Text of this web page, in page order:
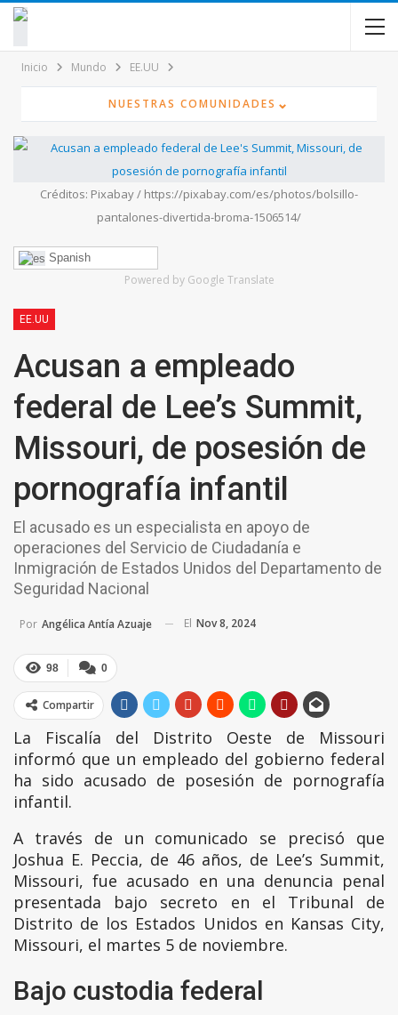
contenido
Inicio Mundo EE.UU
NUESTRAS COMUNIDADES ⌄
Créditos: Pixabay / https://pixabay.com/es/photos/bolsillo-
pantalones-divertida-broma-1506514/
Spanish
Powered by Google Translate
EE.UU
Acusan a empleado
federal de Lee’s Summit,
Missouri, de posesión de
pornografía infantil
El acusado es un especialista en apoyo de
operaciones del Servicio de Ciudadanía e
Inmigración de Estados Unidos del Departamento de
Seguridad Nacional
Por Angélica Antía Azuaje El Nov 8, 2024
0
98
Compartir
La Fiscalía del Distrito Oeste de Missouri
informó que un empleado del gobierno federal
ha sido acusado de posesión de pornografía
infantil.
A través de un comunicado se precisó que
Joshua E. Peccia, de 46 años, de Lee’s Summit,
Missouri, fue acusado en una denuncia penal
presentada bajo secreto en el Tribunal de
Distrito de los Estados Unidos en Kansas City,
Missouri, el martes 5 de noviembre.
Bajo custodia federal